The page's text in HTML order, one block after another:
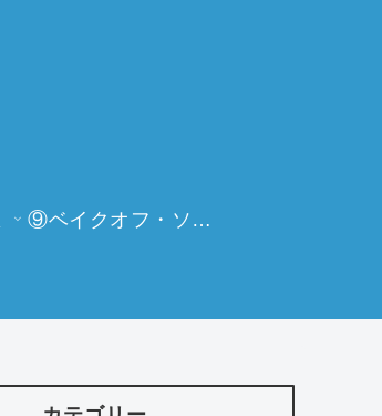
⑨ベイクオフ・ソーイングビー